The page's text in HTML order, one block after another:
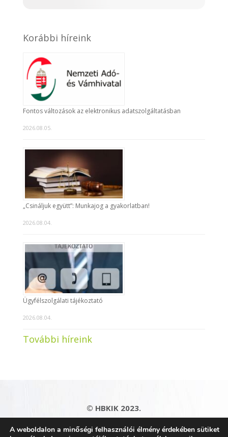
Korábbi híreink
Fontos változások az elektronikus adatszolgáltatásban
2026.08.05.
„Csináljuk együtt”: Munkajog a gyakorlatban!
2026.08.04.
Ügyfélszolgálati tájékoztató
2026.08.04.
További híreink
© HBKIK 2023.
Adatkezelési tájékoztató|Impresszum|
Kapcsolat|Honlaptérkép
A weboldalon a minőségi felhasználói élmény érdekében sütiket